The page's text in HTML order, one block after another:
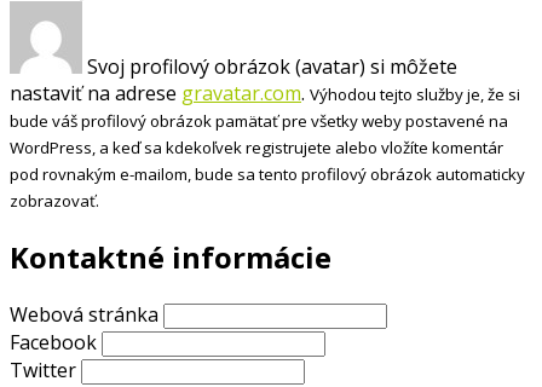
Svoj profilový obrázok (avatar) si môžete
nastaviť na adrese gravatar.com. Výhodou tejto služby je, že si
bude váš profilový obrázok pamätať pre všetky weby postavené na
WordPress, a keď sa kdekoľvek registrujete alebo vložíte komentár
pod rovnakým e-mailom, bude sa tento profilový obrázok automaticky
zobrazovať.
Kontaktné informácie
Webová stránka
Facebook
Twitter